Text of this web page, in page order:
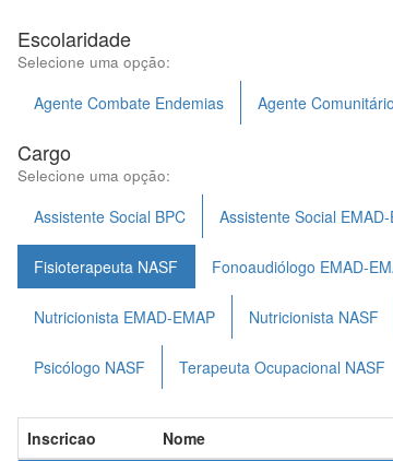
Escolaridade
Selecione uma opção:
Agente Combate Endemias Agente
Cargo
Selecione uma opção:
Assistente Social BPC Assistente Social
Fisioterapeuta NASF Fonoaudiólogo EMAD-
Nutricionista EMAD-EMAP Nutricionista NASF
Psicólogo NASF Terapeuta Ocupacional NASF
Inscricao Nome